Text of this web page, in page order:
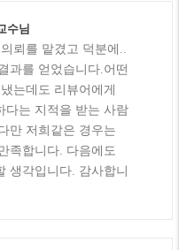
수님
뢰를 맡겼고 덕분에..
과를 얻었습니다.어떤
는데도 리뷰어에게
다는 지적을 받는 사람
만 저희같은 경우는
족합니다. 다음에도
생각입니다. 감사합니